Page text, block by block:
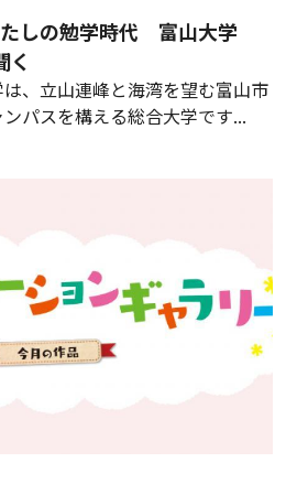
しの勉学時代 富山大学
、立山連峰と海湾を望む富山市
パスを構える総合大学です...